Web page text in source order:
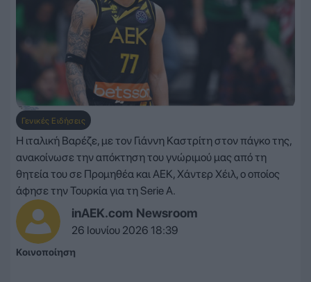
Γενικές Ειδήσεις
inAEK.com Newsroom
26 Ιουνίου 2026 18:39
Η ιταλική Βαρέζε, με τον Γιάννη Καστρίτη στον πάγκο της,
ανακοίνωσε την απόκτηση του γνώριμού μας από τη
θητεία του σε Προμηθέα και ΑΕΚ, Χάντερ Χέιλ, ο οποίος
άφησε την Τουρκία για τη Serie A.
Κοινοποίηση